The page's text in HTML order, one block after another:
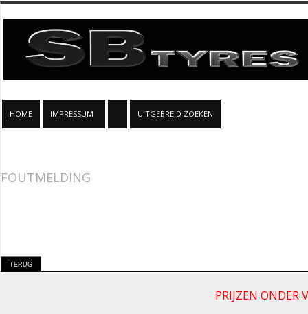
HOME IMPRESSUM UITGEBREID ZOEKEN
FOUTMELDING
PRIJZEN ONDER